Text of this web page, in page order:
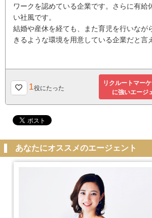
ワークを認めている企業です。さらに有給
い社風です。
結婚や産休を経ても、また育児を行いなが
きるような環境を用意している企業だと言
1役にたった
リクルートマー
に強いエージ
あなたにオススメのエージェント